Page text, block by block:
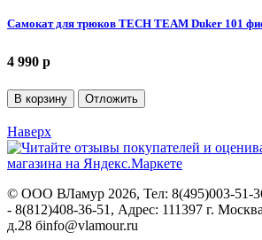
Самокат для трюков TECH TEAM Duker 101
4 990 p
В корзину Отложить
Наверх
© ООО ВЛамур 2026, Тел: 8(495)003-51-
- 8(812)408-36-51 , Адрес: 111397 г.
д.28 бinfo@vlamour.ru